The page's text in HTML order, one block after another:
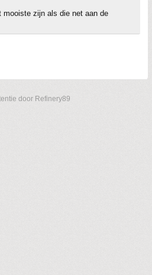
mooiste zijn als die net aan de
door Refinery89